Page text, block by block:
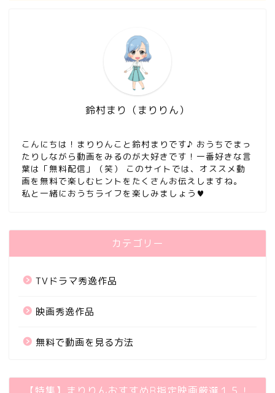
鈴村まり（まりりん）
こんにちは！まりりんこと鈴村まりです♪ おうちでまっ
たりしながら動画をみるのが大好きです！一番好きな言
葉は「無料配信」（笑） このサイトでは、オススメ動
画を無料で楽しむヒントをたくさんお伝えしますね。
私と一緒におうちライフを楽しみましょう♥
カテゴリー
TVドラマ秀逸作品
映画秀逸作品
無料で動画を見る方法